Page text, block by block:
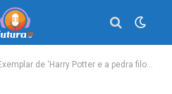
de ‘Harry Potter e a pedra filosofal’ é vendido por R$ 273,3 milhões